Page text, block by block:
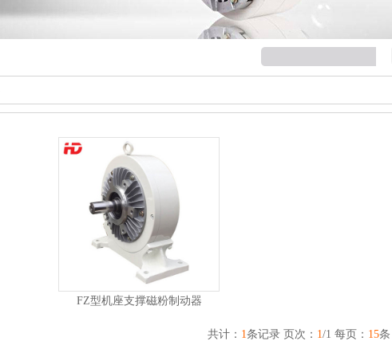
FZ型机座支撑磁粉制动器
共计： 1条记录 页次： 1/1 每页： 15